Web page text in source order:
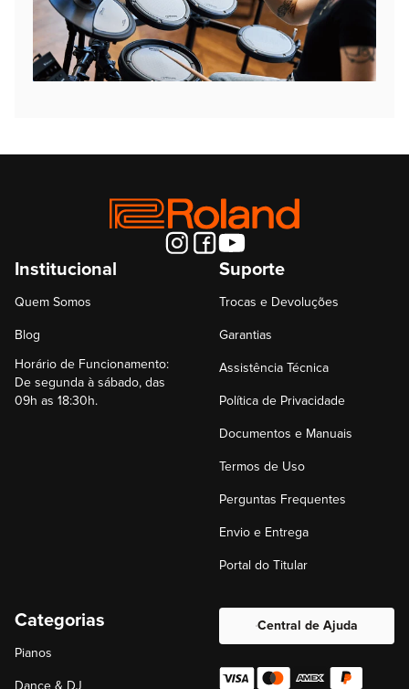
Institucional
Quem Somos
Blog
Horário de Funcionamento:
De segunda à sábado, das
09h as 18:30h.
Suporte
Trocas e Devoluções
Garantias
Assistência Técnica
Política de Privacidade
Documentos e Manuais
Termos de Uso
Perguntas Frequentes
Envio e Entrega
Portal do Titular
Categorias
Pianos
Central de Ajuda